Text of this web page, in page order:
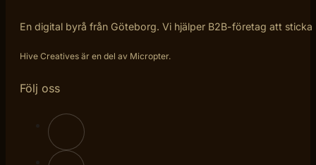
En digital byrå från Göteborg. Vi hjälper B2B-företag att
Hive Creatives är en del av Micropter.
Följ oss